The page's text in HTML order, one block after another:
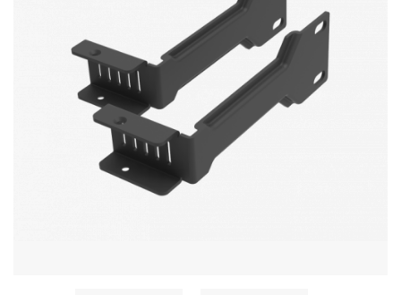
Серверное оборудование
UPS Источники бесперебойного питания
Мышки и Клавиатуры
Сетевое оборудование